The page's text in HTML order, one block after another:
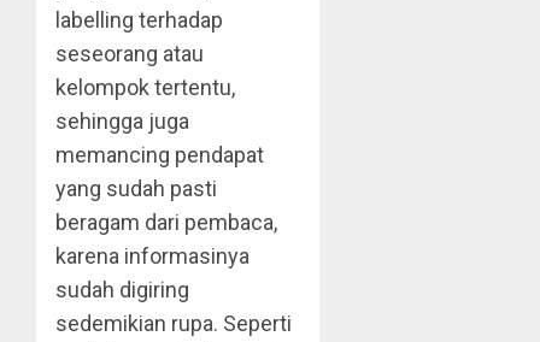
labelling terhadap
seseorang atau
kelompok tertentu,
sehingga juga
memancing pendapat
yang sudah pasti
beragam dari pembaca,
karena informasinya
sudah digiring
sedemikian rupa. Seperti